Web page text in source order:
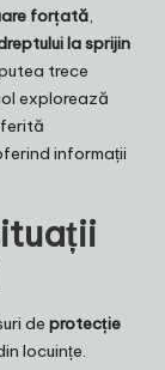
forțată,
la sprijin
trece
explorează
informații
de protecție
locuințe.